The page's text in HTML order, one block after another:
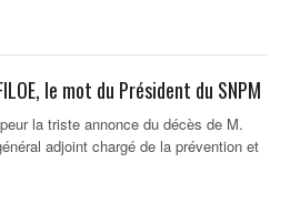
le mot du Président du SNPM
la triste annonce du décès de M.
adjoint chargé de la prévention et